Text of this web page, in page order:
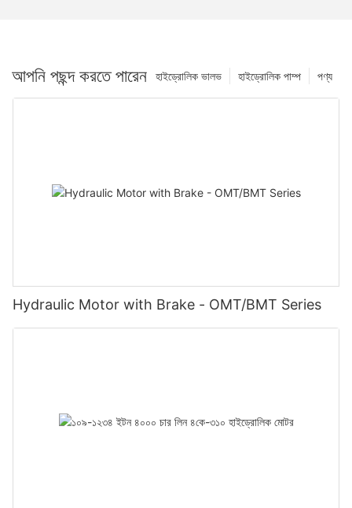
আপনি পছন্দ করতে পারেন পণ্য
হাইড্রোলিক পাম্প
হাইড্রোলিক ভালভ
Hydraulic Motor with Brake - OMT/BMT Series